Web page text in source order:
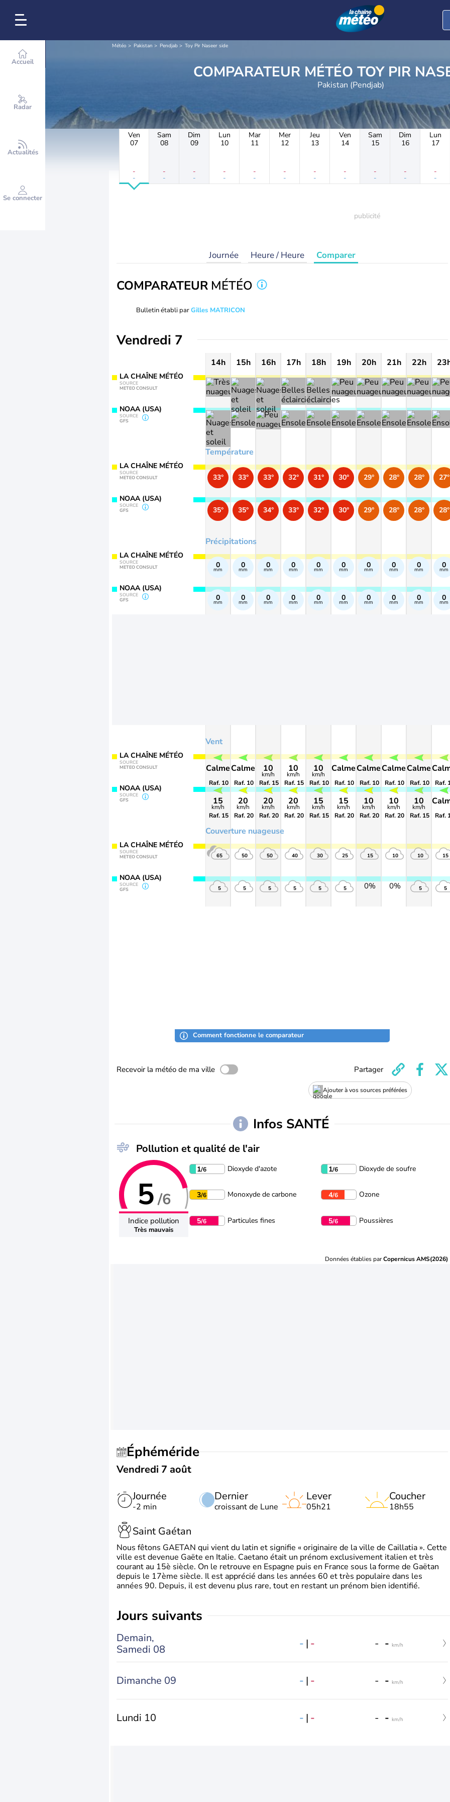
Accueil
Radar
Actualités
Se connecter
Météo Pakistan Pendjab Toy Pir Naseer side
COMPARATEUR MÉTÉO
Pakistan (Pendjab)
Ven
07
-
-
Sam
08
-
-
Dim
09
-
-
Lun
10
-
-
Mar
11
-
-
Mer
12
-
-
Jeu
13
-
-
Ven
14
-
-
Sam
15
-
-
Dim
16
-
-
Lun
17
-
-
Journée Heure / Heure Comparer
COMPARATEUR MÉTÉO
Bulletin établi parGilles MATRICON
Vendredi 7
LA CHAÎNE MÉTÉO
SOURCE
METEO CONSULT
NOAA (USA)
SOURCE
GFS
LA CHAÎNE MÉTÉO
SOURCE
METEO CONSULT
NOAA (USA)
SOURCE
GFS
LA CHAÎNE MÉTÉO
SOURCE
METEO CONSULT
NOAA (USA)
SOURCE
GFS
LA CHAÎNE MÉTÉO
SOURCE
METEO CONSULT
NOAA (USA)
SOURCE
GFS
LA CHAÎNE MÉTÉO
SOURCE
METEO CONSULT
NOAA (USA)
SOURCE
GFS
14h 15h 16h 17h 18h 19h 20h 21h 22h
Température
Précipitations
Vent
Couverture nuageuse
33°
35°
0
mm
0
mm
Calme
Raf. 10
15
km/h
Raf. 15
65
5
33°
35°
0
mm
0
mm
Calme
Raf. 10
20
km/h
Raf. 20
50
5
33°
34°
0
mm
0
mm
10
km/h
Raf. 15
20
km/h
Raf. 20
50
5
32°
33°
0
mm
0
mm
10
km/h
Raf. 15
20
km/h
Raf. 20
40
5
31°
32°
0
mm
0
mm
10
km/h
Raf. 10
15
km/h
Raf. 15
30
5
30°
30°
0
mm
0
mm
Calme
Raf. 10
15
km/h
Raf. 20
25
5
29°
29°
0
mm
0
mm
Calme
Raf. 10
10
km/h
Raf. 20
15
0%
28°
28°
0
mm
0
mm
Calme
Raf. 10
10
km/h
Raf. 20
10
0%
28°
28°
0
mm
0
mm
Calme
Raf. 10
10
km/h
Raf. 15
10
5
27°
28°
0
mm
0
mm
Raf.
Raf.
15
5
Comment fonctionne le comparateur
Recevoir la météo de ma ville
Ajouter à vos sources préférées
Partager
Infos SANTÉ
Pollution et qualité de l'air
5/6
Indice pollution
Très mauvais
1/6 Dioxyde d'azote 1/6 Dioxyde de soufre
3/6 Monoxyde de carbone 4/6 Ozone
5/6 Particules fines 5/6 Poussières
Données établies parCopernicus AMS(2026)
Éphéméride
Vendredi 7 août
Journée
-2 min
Dernier
croissant de Lune
Lever
05h21
Coucher
18h55
Saint Gaétan
Nous fêtons GAETAN qui vient du latin et signifie « originaire de la ville de Caillatia ». Cette
ville est devenue Gaëte en Italie. Caetano était un prénom exclusivement italien et très
courant au 15è siècle. On le retrouve en Espagne puis en France sous la forme de Gaëtan
depuis le 17ème siècle. Il est apprécié dans les années 60 et très populaire dans les
années 90. Depuis, il est devenu plus rare, tout en restant un prénom bien identifié.
jours suivants
Demain,
Samedi 08
- | - - - km/h
Dimanche 09 - | - - - km/h
Lundi 10 - | - - - km/h